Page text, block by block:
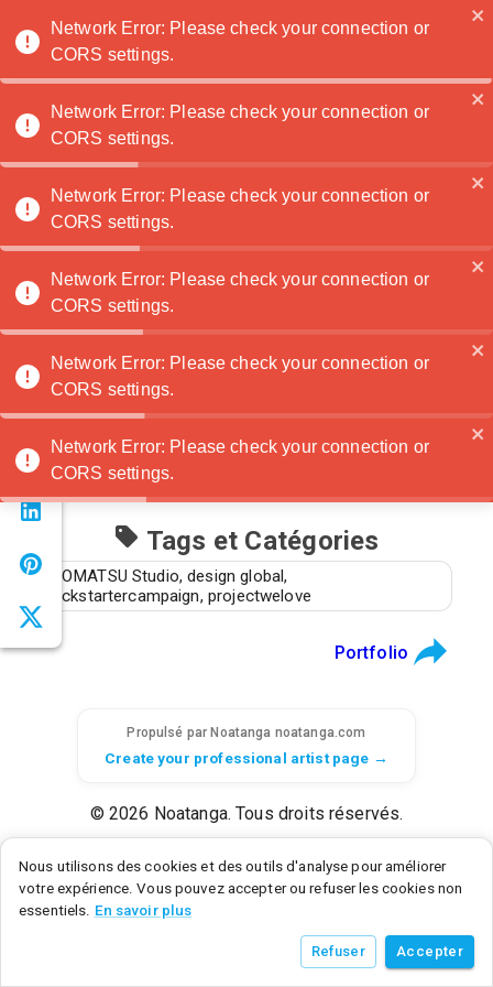
Noatanga
GOMATSU Studio 🏆
Design global · Lyon, France
S abonner
1
Tags et Catégories
GOMATSU Studio, design global,
kickstartercampaign, projectwelove
Portfolio
Propulsé par Noatanga noatanga.com
Create your professional artist page →
© 2026 Noatanga. Tous droits réservés.
Noatanga Inc - 600 N Broad Street, Middletown, DE 19709, United States
0.3.0
Nous utilisons des cookies et des outils d'analyse pour améliorer
votre expérience. Vous pouvez accepter ou refuser les cookies non
essentiels. En savoir plus
Refuser Accepter
Network Error: Please check your connection or
CORS settings.
Network Error: Please check your connection or
CORS settings.
Network Error: Please check your connection or
CORS settings.
Network Error: Please check your connection or
CORS settings.
Network Error: Please check your connection or
CORS settings.
Network Error: Please check your connection or
CORS settings.